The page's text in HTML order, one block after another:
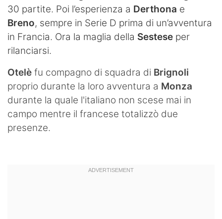
30 partite. Poi l’esperienza a Derthona e
Breno, sempre in Serie D prima di un’avventura
in Francia. Ora la maglia della Sestese per
rilanciarsi.
Otelè fu compagno di squadra di Brignoli
proprio durante la loro avventura a Monza
durante la quale l'italiano non scese mai in
campo mentre il francese totalizzò due
presenze.